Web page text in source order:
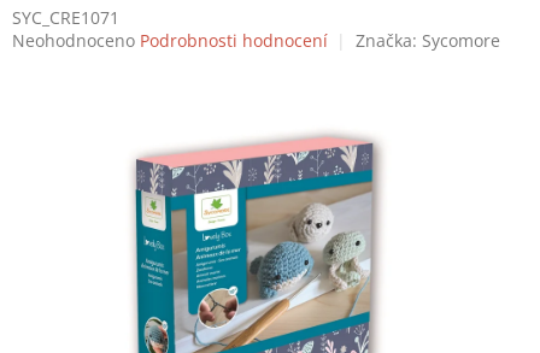
SYC_CRE1071
Průměrné
Neohodnoceno Podrobnosti hodnocení Značka: Sycomore